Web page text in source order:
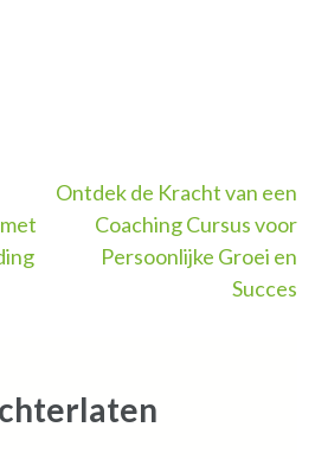
Ontdek de Kracht van een
Coaching Cursus voor
Persoonlijke Groei en
Succes